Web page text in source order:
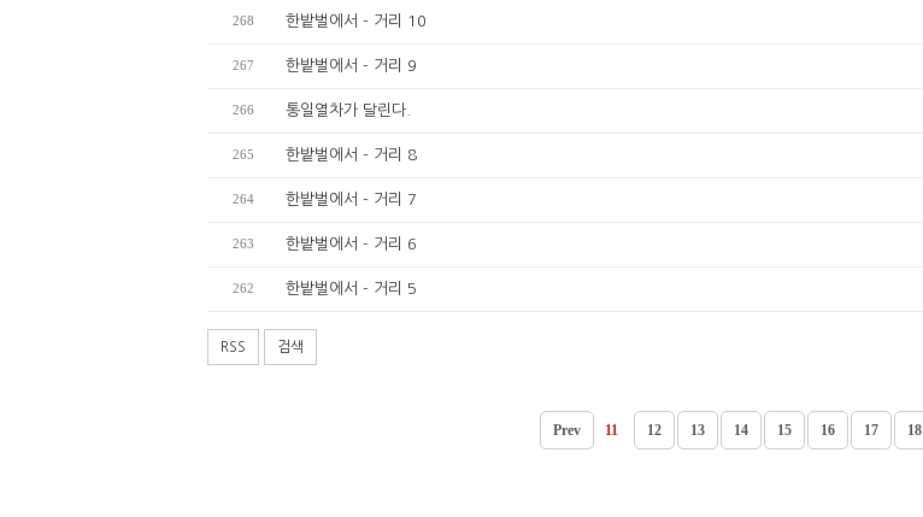
268 한밭벌에서 - 거리 10
267 한밭벌에서 - 거리 9
266 통일열차가 달린다.
265 한밭벌에서 - 거리 8
264 한밭벌에서 - 거리 7
263 한밭벌에서 - 거리 6
262 한밭벌에서 - 거리 5
RSS 검색
Prev 11 12 13 14 15 16 17 18